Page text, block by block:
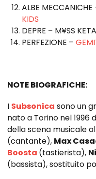
ALBE MECCANICHE
KIDS
DEPRE – M¥SS KETA
PERFEZIONE –
NOTE BIOGRAFICHE:
I Subsonica sono un
nato a Torino nel 1996
della scena musicale
(cantante), Max
Boosta (tastierista),
(bassista), sostituito